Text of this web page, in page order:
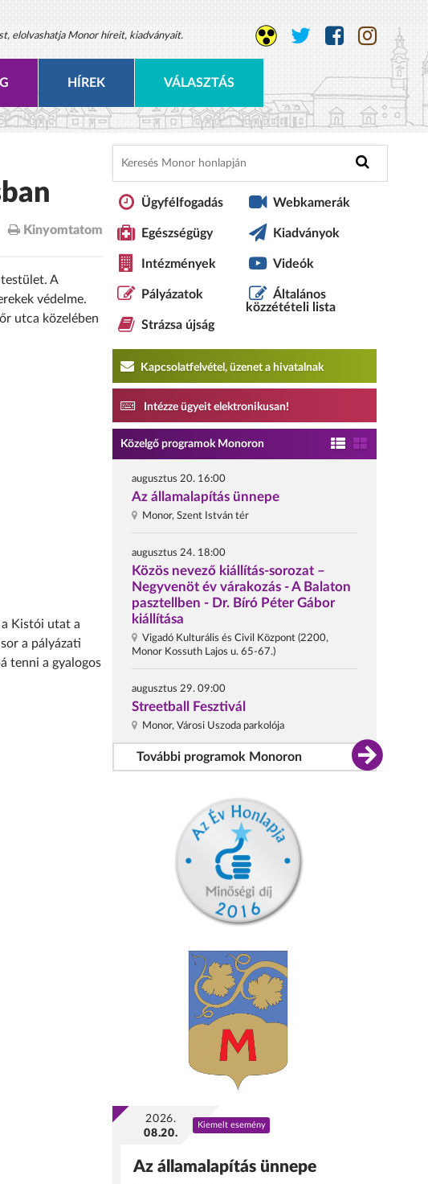
elolvashatja Monor híreit, kiadványait.
HÍREK VÁLASZTÁS
Kinyomtatom
A
védelme.
utca közelében
Kistói utat a
a pályázati
tenni a gyalogos
Ügyfélfogadás
Egészségügy
Intézmények
Pályázatok
Strázsa újság
Webkamerák
Kiadványok
Videók
Általános
közzétételi lista
Kapcsolatfelvétel, üzenet a hivatalnak
Intézze ügyeit elektronikusan!
Közelgő programok Monoron
augusztus 20. 16:00
Az államalapítás ünnepe
Monor, Szent István tér
augusztus 24. 18:00
Közös nevező kiállítás-sorozat –
Negyvenöt év várakozás - A Balaton
pasztellben - Dr. Bíró Péter Gábor
kiállítása
Vigadó Kulturális és Civil Központ (2200,
Monor Kossuth Lajos u. 65-67.)
augusztus 29. 09:00
Streetball Fesztivál
Monor, Városi Uszoda parkolója
További programok Monoron
2026.
08.20.
Kiemelt esemény
Az államalapítás ünnepe